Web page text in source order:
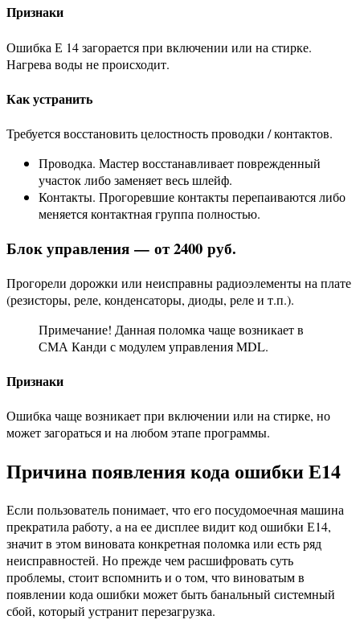
Признаки
Ошибка Е 14 загорается при включении или на стирке.
Нагрева воды не происходит.
Как устранить
Требуется восстановить целостность проводки / контактов.
Проводка. Мастер восстанавливает поврежденный
участок либо заменяет весь шлейф.
Контакты. Прогоревшие контакты перепаиваются либо
меняется контактная группа полностью.
Блок управления — от 2400 руб.
Прогорели дорожки или неисправны радиоэлементы на плате
(резисторы, реле, конденсаторы, диоды, реле и т.п.).
Примечание! Данная поломка чаще возникает в
СМА Канди с модулем управления MDL.
Признаки
Ошибка чаще возникает при включении или на стирке, но
может загораться и на любом этапе программы.
Причина появления кода ошибки Е14
Если пользователь понимает, что его посудомоечная машина
прекратила работу, а на ее дисплее видит код ошибки Е14,
значит в этом виновата конкретная поломка или есть ряд
неисправностей. Но прежде чем расшифровать суть
проблемы, стоит вспомнить и о том, что виноватым в
появлении кода ошибки может быть банальный системный
сбой, который устранит перезагрузка.